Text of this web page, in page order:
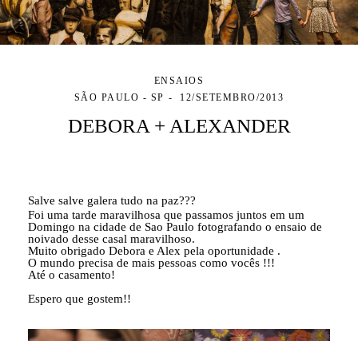
ENSAIOS
SÃO PAULO - SP
12/SETEMBRO/2013
DEBORA + ALEXANDER
Salve salve galera tudo na paz???
Foi uma tarde maravilhosa que passamos juntos em um
Domingo na cidade de Sao Paulo fotografando o ensaio de
noivado desse casal maravilhoso.
Muito obrigado Debora e Alex pela oportunidade .
O mundo precisa de mais pessoas como vocês !!!
Até o casamento!
Espero que gostem!!